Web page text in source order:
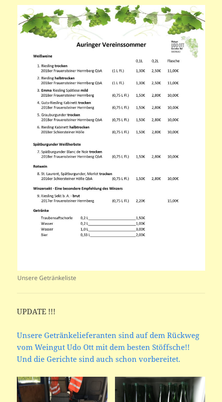
Unsere Getränkeliste
UPDATE !!!
Unsere Getränkelieferanten sind auf dem Rückweg
vom Weingut Udo Ott mit dem besten Stöffsche!!
Und die Gerichte sind auch schon vorbereitet.